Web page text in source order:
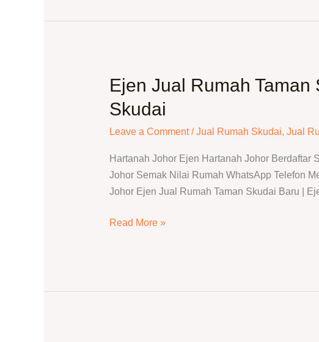
Ejen Jual Rumah
Skudai
Leave a Comment /Jual Rumah Skudai, Jual
Hartanah Johor Ejen Hartanah Johor
Johor Semak Nilai Rumah WhatsApp Telefon
Johor Ejen Jual Rumah Taman Skudai Baru |
Ejen
Jual
Rumah
Taman
Baru
|
Semak
&
Read More »